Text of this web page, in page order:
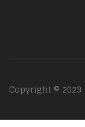
Copyright © 2023